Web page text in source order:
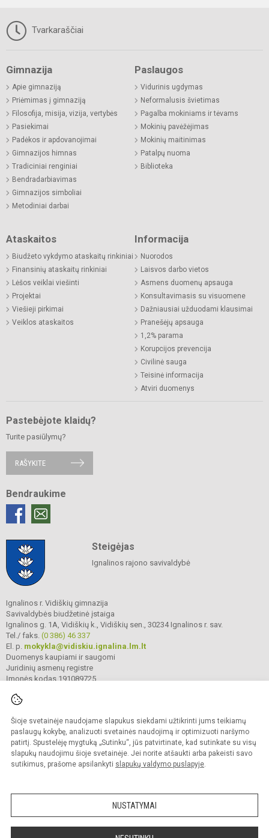
Šioje svetainėje naudojame slapukus siekdami užtikrinti jums teikiamų
paslaugų kokybę, analizuoti svetainės naudojimą ir optimizuoti naršymo
patirtį. Spustelėję mygtuką „Sutinku“, jūs patvirtinate, kad sutinkate su visų
slapukų naudojimu šioje svetainėje. Jei norite atšaukti arba pakeisti savo
sutikimus, prašome apsilankyti slapukų valdymo puslapyje.
NUSTATYMAI
Tvarkaraščiai
Gimnazija
Apie gimnaziją
Priėmimas į gimnaziją
Filosofija, misija, vizija, vertybės
Pasiekimai
Padėkos ir apdovanojimai
Gimnazijos himnas
Tradiciniai renginiai
Bendradarbiavimas
Gimnazijos simboliai
Metodiniai darbai
Paslaugos
Vidurinis ugdymas
Neformalusis švietimas
Pagalba mokiniams ir tėvams
Mokinių pavėžėjimas
Mokinių maitinimas
Patalpų nuoma
Biblioteka
Ataskaitos
Biudžeto vykdymo ataskaitų rinkiniai
Finansinių ataskaitų rinkiniai
Lėšos veiklai viešinti
Projektai
Viešieji pirkimai
Veiklos ataskaitos
Informacija
Nuorodos
Laisvos darbo vietos
Asmens duomenų apsauga
Konsultavimasis su visuomene
Dažniausiai užduodami klausimai
Pranešėjų apsauga
1,2% parama
Korupcijos prevencija
Civilinė sauga
Teisinė informacija
Atviri duomenys
Pastebėjote klaidų?
Turite pasiūlymų?
RAŠYKITE
Bendraukime
Steigėjas
Ignalinos rajono savivaldybė
Ignalinos r. Vidiškių gimnazija
Savivaldybės biudžetinė įstaiga
Ignalinos g. 1A, Vidiškių k., Vidiškių sen., 30234 Ignalinos r. sav.
Tel./ faks. (0 386) 46 337
El. p. mokykla@vidiskiu.ignalina.lm.lt
Duomenys kaupiami ir saugomi
Juridinių asmenų registre
Įmonės kodas 191089725
© 2025. Ignalinos r. Vidiškių gimnazija. Visos teisės saugomos.
Kopijuoti turinį be raštiško gimnazijos sutikimo griežtai draudžiama.
Prieinamumo paraiška Slapukų valdymas
Sumanus būdas atnaujinti